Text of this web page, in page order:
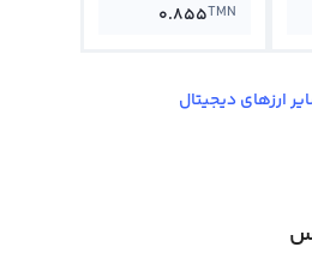
0.855TMN
ارزهای دیجیتال